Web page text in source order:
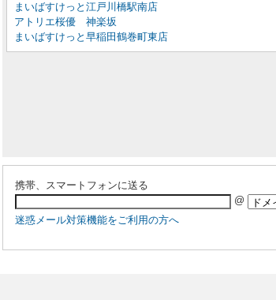
まいばすけっと江戸川橋駅南店
アトリエ桜優 神楽坂
まいばすけっと早稲田鶴巻町東店
携帯、スマートフォンに送る
@
迷惑メール対策機能をご利用の方へ